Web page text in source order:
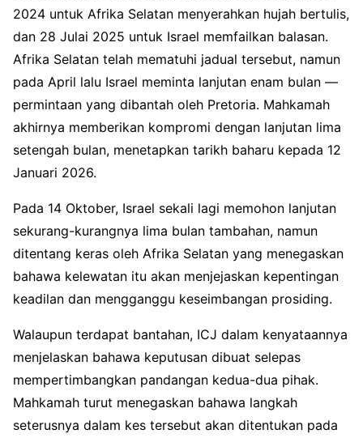
2024 untuk Afrika Selatan menyerahkan hujah bertulis,
dan 28 Julai 2025 untuk Israel memfailkan balasan.
Afrika Selatan telah mematuhi jadual tersebut, namun
pada April lalu Israel meminta lanjutan enam bulan —
permintaan yang dibantah oleh Pretoria. Mahkamah
akhirnya memberikan kompromi dengan lanjutan lima
setengah bulan, menetapkan tarikh baharu kepada 12
Januari 2026.
Pada 14 Oktober, Israel sekali lagi memohon lanjutan
sekurang-kurangnya lima bulan tambahan, namun
ditentang keras oleh Afrika Selatan yang menegaskan
bahawa kelewatan itu akan menjejaskan kepentingan
keadilan dan mengganggu keseimbangan prosiding.
Walaupun terdapat bantahan, ICJ dalam kenyataannya
menjelaskan bahawa keputusan dibuat selepas
mempertimbangkan pandangan kedua-dua pihak.
Mahkamah turut menegaskan bahawa langkah
seterusnya dalam kes tersebut akan ditentukan pada